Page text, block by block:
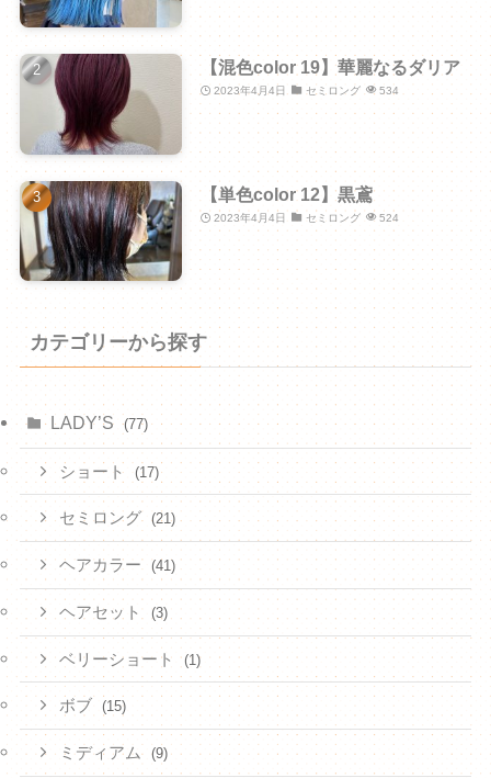
【混色color 19】華麗なるダリア
2023年4月4日 セミロング 534
【単色color 12】黒鳶
2023年4月4日 セミロング 524
カテゴリーから探す
LADY’S (77)
ショート (17)
セミロング (21)
ヘアカラー (41)
ヘアセット (3)
ベリーショート (1)
ボブ (15)
ミディアム (9)